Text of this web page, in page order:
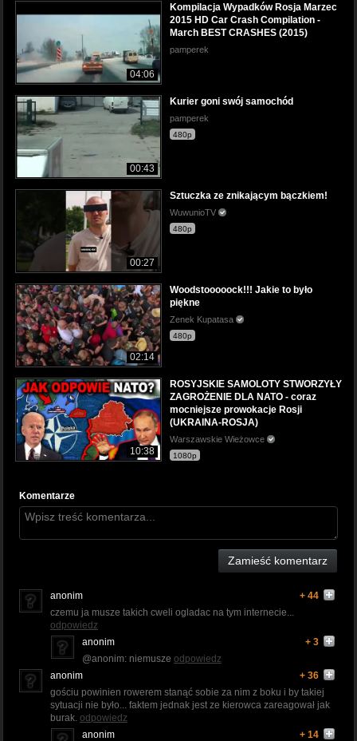
04:06
Kompilacja Wypadków Rosja Marzec
2015 HD Car Crash Compilation -
March BEST CRASHES (2015)
pamperek
00:43
Kurier goni swój samochód
pamperek
480p
00:27
Sztuczka ze znikającym bączkiem!
WuwunioTV
480p
02:14
Woodstooooock!!! Jakie to było
piękne
Zenek Kupatasa
480p
10:38
ROSYJSKIE SAMOLOTY STWORZYŁY
ZAGROŻENIE DLA NATO - coraz
mocniejsze prowokacje Rosji
(UKRAINA-ROSJA)
Warszawskie Wieżowce
1080p
Komentarze
Zamieść komentarz
anonim
+ 44
czemu ja musze takich cweli ogladac na tym internecie...
odpowiedz
anonim
+ 3
@anonim: niemusze odpowiedz
anonim
+ 36
gościu powinien rowerem stanąć sobie za nim z boku i by takiej
sytuacji nie było... faktem jednak jest ze kierowca zareagował jak
burak. odpowiedz
anonim
+ 14